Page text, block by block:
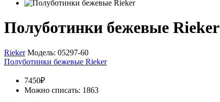
Полуботинки бежевые Rieker
RiekerМодель: 05297-60
Полуботинки бежевые Rieker
7450₽
Можно списать: 1863